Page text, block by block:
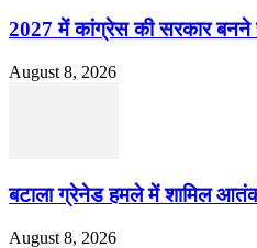
2027 में कांग्रेस की सरकार बनने
August 8, 2026
बटाला ग्रेनेड हमले में शामिल
August 8, 2026